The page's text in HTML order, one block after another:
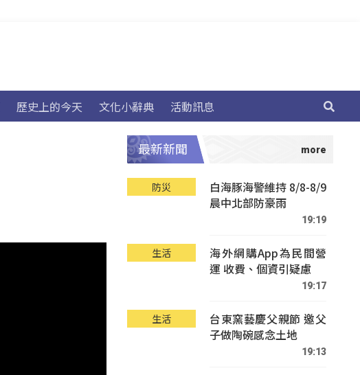
歷史上的今天 文化小辭典 活動訊息
最新新聞
防災
白海豚海警維持 8/8-8/9
晨中北部防豪雨
19:19
生活
海外網購App為民間營
運 收費、個資引疑慮
19:17
生活
台東窯藝慶父親節 邀父
子做陶碗感念土地
19:13